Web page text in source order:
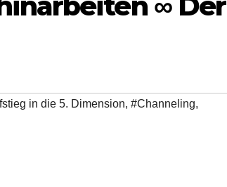
in die 5. Dimension, #Channeling,